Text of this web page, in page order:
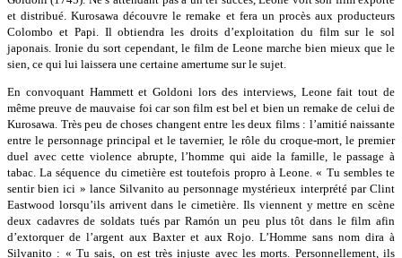
et distribué. Kurosawa découvre le remake et fera un procès aux producteurs
Colombo et Papi. Il obtiendra les droits d’exploitation du film sur le sol
japonais. Ironie du sort cependant, le film de Leone marche bien mieux que le
sien, ce qui lui laissera une certaine amertume sur le sujet.
En convoquant Hammett et Goldoni lors des interviews, Leone fait tout de
même preuve de mauvaise foi car son film est bel et bien un remake de celui de
Kurosawa. Très peu de choses changent entre les deux films : l’amitié naissante
entre le personnage principal et le tavernier, le rôle du croque-mort, le premier
duel avec cette violence abrupte, l’homme qui aide la famille, le passage à
tabac. La séquence du cimetière est toutefois propro à Leone. « Tu sembles te
sentir bien ici » lance Silvanito au personnage mystérieux interprété par Clint
Eastwood lorsqu’ils arrivent dans le cimetière. Ils viennent y mettre en scène
deux cadavres de soldats tués par Ramón un peu plus tôt dans le film afin
d’extorquer de l’argent aux Baxter et aux Rojo. L’Homme sans nom dira à
Silvanito : « Tu sais, on est très injuste avec les morts. Personnellement, ils